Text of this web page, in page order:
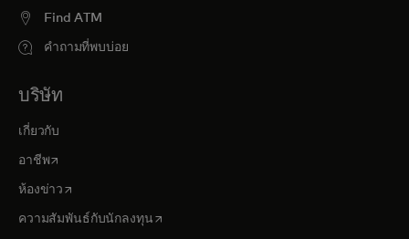
Find ATM
คำถามที่พบบ่อย
บริษัท
เกี่ยวกับ
อาชีพopens in a new tab
ห้องข่าว opens in a new tab
ความสัมพันธ์กับนักลงทุนopens in a new tab